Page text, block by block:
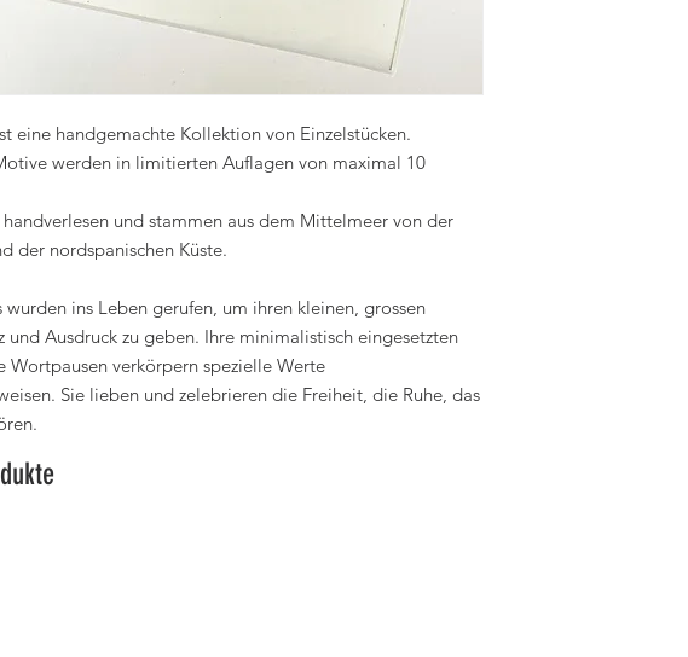
eine handgemachte Kollektion von Einzelstücken.
werden in limitierten Auflagen von maximal 10
und stammen aus dem Mittelmeer von der
der nordspanischen Küste.
wurden ins Leben gerufen, um ihren kleinen, grossen
und Ausdruck zu geben. Ihre minimalistisch eingesetzten
Wortpausen verkörpern spezielle Werte
Sie lieben und zelebrieren die Freiheit, die Ruhe, das